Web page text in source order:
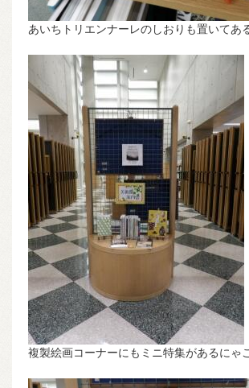
あいちトリエンナーレのしおりも置いてあ
複製絵画コーナーにもミニ特集があるにゃ